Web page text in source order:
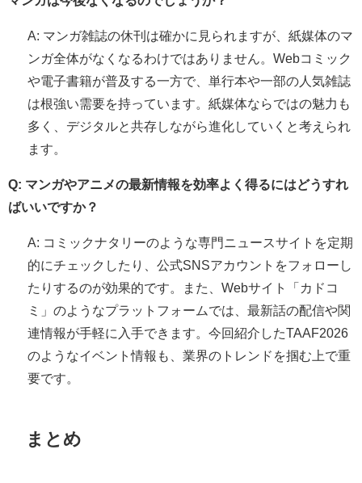
A: マンガ雑誌の休刊は確かに見られますが、紙媒体のマ
ンガ全体がなくなるわけではありません。Webコミック
や電子書籍が普及する一方で、単行本や一部の人気雑誌
は根強い需要を持っています。紙媒体ならではの魅力も
多く、デジタルと共存しながら進化していくと考えられ
ます。
Q: マンガやアニメの最新情報を効率よく得るにはどうすれ
ばいいですか？
A: コミックナタリーのような専門ニュースサイトを定期
的にチェックしたり、公式SNSアカウントをフォローし
たりするのが効果的です。また、Webサイト「カドコ
ミ」のようなプラットフォームでは、最新話の配信や関
連情報が手軽に入手できます。今回紹介したTAAF2026
のようなイベント情報も、業界のトレンドを掴む上で重
要です。
まとめ